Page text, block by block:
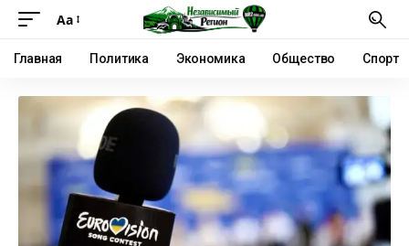
Аа
Главная Политика Экономика Общество Спорт